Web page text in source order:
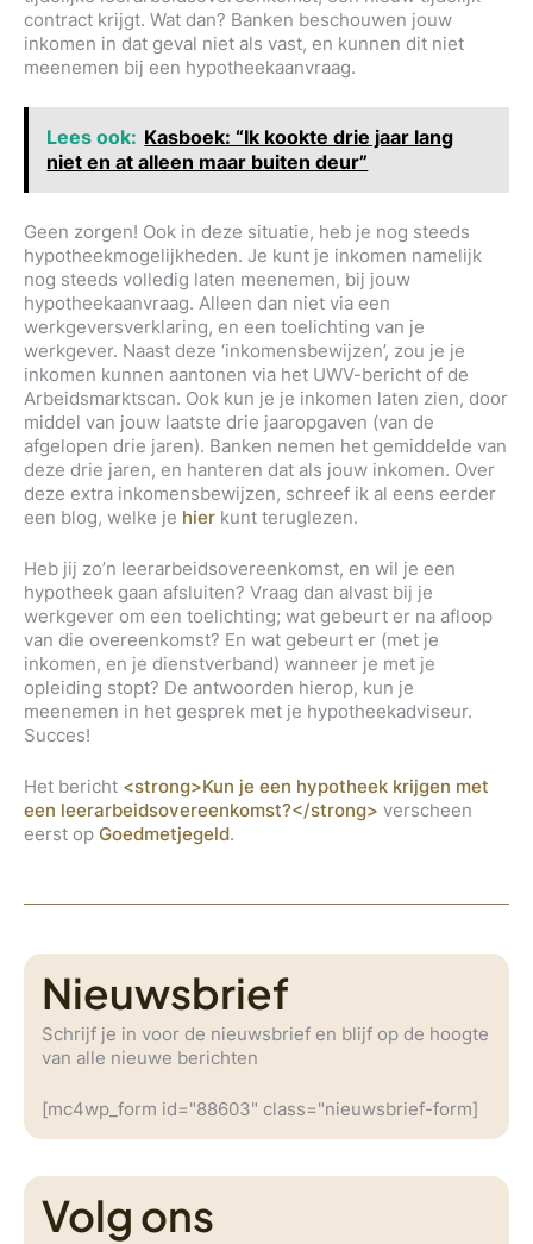
contract krijgt. Wat dan? Banken beschouwen jouw
inkomen in dat geval niet als vast, en kunnen dit niet
meenemen bij een hypotheekaanvraag.
Lees ook: Kasboek: “Ik kookte drie jaar lang
niet en at alleen maar buiten deur”
Geen zorgen! Ook in deze situatie, heb je nog steeds
hypotheekmogelijkheden. Je kunt je inkomen namelijk
nog steeds volledig laten meenemen, bij jouw
hypotheekaanvraag. Alleen dan niet via een
werkgeversverklaring, en een toelichting van je
werkgever. Naast deze ‘inkomensbewijzen’, zou je je
inkomen kunnen aantonen via het UWV-bericht of de
Arbeidsmarktscan. Ook kun je je inkomen laten zien, door
middel van jouw laatste drie jaaropgaven (van de
afgelopen drie jaren). Banken nemen het gemiddelde van
deze drie jaren, en hanteren dat als jouw inkomen. Over
deze extra inkomensbewijzen, schreef ik al eens eerder
een blog, welke je hier kunt teruglezen.
Heb jij zo’n leerarbeidsovereenkomst, en wil je een
hypotheek gaan afsluiten? Vraag dan alvast bij je
werkgever om een toelichting; wat gebeurt er na afloop
van die overeenkomst? En wat gebeurt er (met je
inkomen, en je dienstverband) wanneer je met je
opleiding stopt? De antwoorden hierop, kun je
meenemen in het gesprek met je hypotheekadviseur.
Succes!
Het bericht <strong>Kun je een hypotheek krijgen met
een leerarbeidsovereenkomst?</strong> verscheen
eerst op Goedmetjegeld.
Nieuwsbrief
Schrijf je in voor de nieuwsbrief en blijf op de hoogte
van alle nieuwe berichten
[mc4wp_form id="88603" class="nieuwsbrief-form]
Volg ons